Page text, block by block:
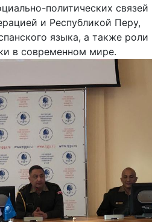
политических связей
и Республикой Перу,
языка, а также роли
в современном мире.